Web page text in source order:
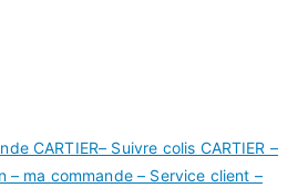
CARTIER– Suivre colis CARTIER –
– ma commande – Service client –